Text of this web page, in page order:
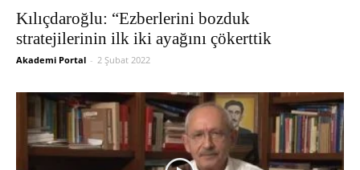
Kılıçdaroğlu: “Ezberlerini bozduk
stratejilerinin ilk iki ayağını çökerttik
Akademi Portal - 2 Şubat 2022